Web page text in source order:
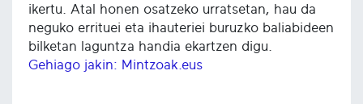
ikertu. Atal honen osatzeko urratsetan, hau da
neguko errituei eta ihauteriei buruzko baliabideen
bilketan laguntza handia ekartzen digu.
Gehiago jakin: Mintzoak.eus